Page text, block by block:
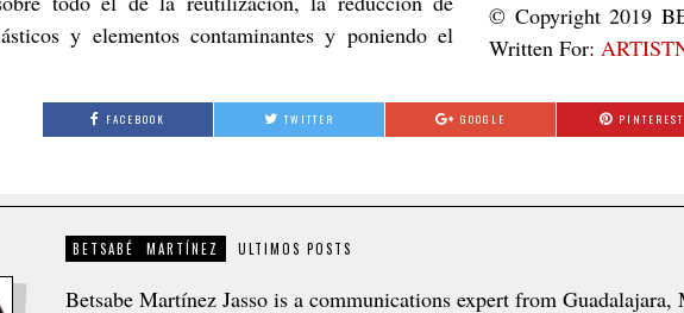
y elementos contaminantes y poniendo el
© Copyright 2019
Written For:
FACEBOOK TWITTER GOOGLE PINTEREST
BETSABÉ MARTÍNEZ ULTIMOS POSTS
Betsabe Martínez Jasso is a communications expert from Guadalajara,